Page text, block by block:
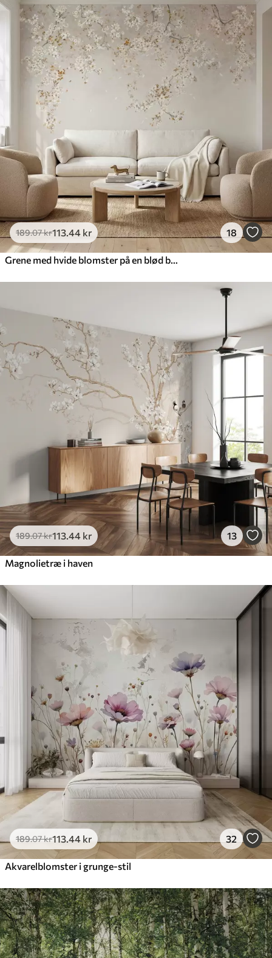
189.07kr113 .44 kr 18
189.07kr113 .44 kr 13
Magnolietræ i haven
189.07kr113 .44 kr 32
Akvarelblomster i grunge-stil